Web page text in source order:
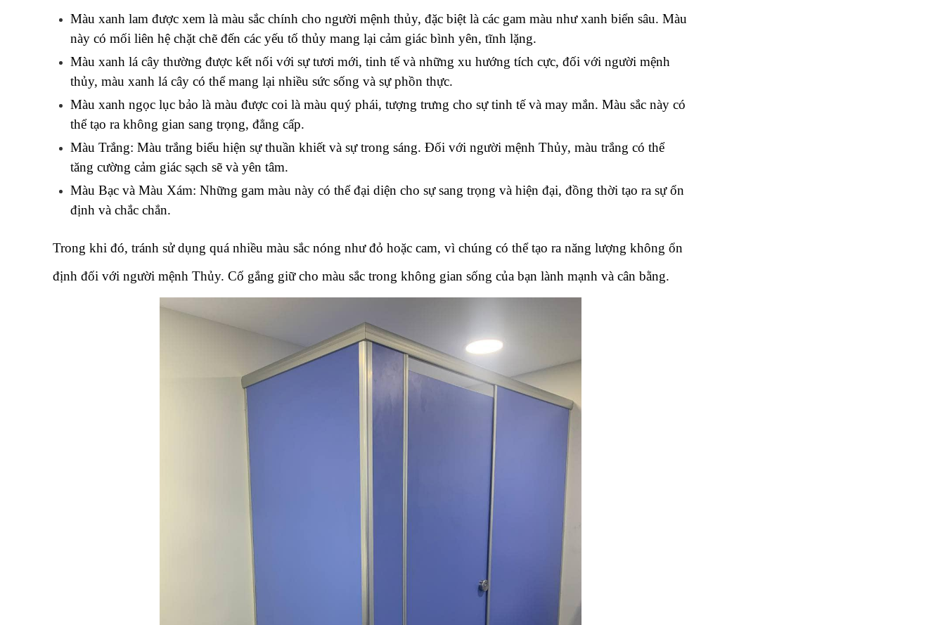
Màu xanh lam được xem là màu sắc chính cho người mệnh thủy, đặc biệt là các gam màu như xanh biển sâu. Màu
này có mối liên hệ chặt chẽ đến các yếu tố thủy mang lại cảm giác bình yên, tĩnh lặng.
Màu xanh lá cây thường được kết nối với sự tươi mới, tinh tế và những xu hướng tích cực, đối với người mệnh
thủy, màu xanh lá cây có thể mang lại nhiều sức sống và sự phồn thực.
Màu xanh ngọc lục bảo là màu được coi là màu quý phái, tượng trưng cho sự tinh tế và may mắn. Màu sắc này có
thể tạo ra không gian sang trọng, đẳng cấp.
Màu Trắng: Màu trắng biểu hiện sự thuần khiết và sự trong sáng. Đối với người mệnh Thủy, màu trắng có thể
tăng cường cảm giác sạch sẽ và yên tâm.
Màu Bạc và Màu Xám: Những gam màu này có thể đại diện cho sự sang trọng và hiện đại, đồng thời tạo ra sự ổn
định và chắc chắn.
Trong khi đó, tránh sử dụng quá nhiều màu sắc nóng như đỏ hoặc cam, vì chúng có thể tạo ra năng lượng không ổn
định đối với người mệnh Thủy. Cố gắng giữ cho màu sắc trong không gian sống của bạn lành mạnh và cân bằng.